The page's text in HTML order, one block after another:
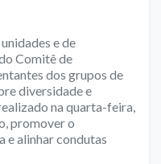
e de
Comitê de
dos grupos de
diversidade e
na quarta-feira,
promover o
e alinhar condutas